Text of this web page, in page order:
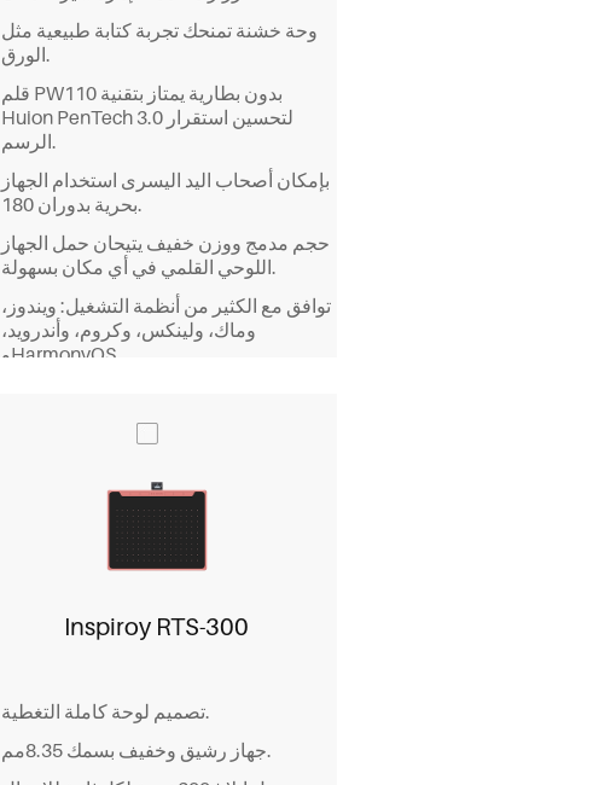
وحة خشنة تمنحك تجربة كتابة طبيعية مثل
الورق.
قلم PW110 بدون بطارية يمتاز بتقنية
Huion PenTech 3.0 لتحسين استقرار
الرسم.
بإمكان أصحاب اليد اليسرى استخدام الجهاز
بحرية بدوران 180.
حجم مدمج ووزن خفيف يتيحان حمل الجهاز
اللوحي القلمي في أي مكان بسهولة.
توافق مع الكثير من أنظمة التشغيل: ويندوز،
وماك، ولينكس، وكروم، وأندرويد،
وHarmonyOS.
Inspiroy RTS-300
تصميم لوحة كاملة التغطية.
جهاز رشيق وخفيف بسمك 8.35مم.